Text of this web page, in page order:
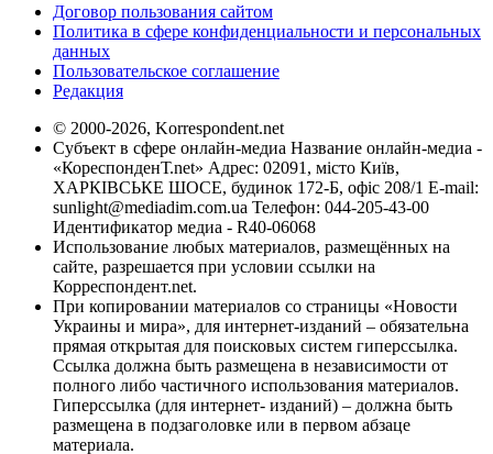
Договор пользования сайтом
Политика в сфере конфиденциальности и персональных
данных
Пользовательское соглашение
Редакция
© 2000-2026, Korrespondent.net
Субъект в сфере онлайн-медиа Название онлайн-медиа -
«КореспонденТ.net» Адрес: 02091, місто Київ,
ХАРКІВСЬКЕ ШОСЕ, будинок 172-Б, офіс 208/1 E-mail:
sunlight@mediadim.com.ua Телефон: 044-205-43-00
Идентификатор медиа - R40-06068
Использование любых материалов, размещённых на
сайте, разрешается при условии ссылки на
Корреспондент.net.
При копировании материалов со страницы «Новости
Украины и мира», для интернет-изданий – обязательна
прямая открытая для поисковых систем гиперссылка.
Ссылка должна быть размещена в независимости от
полного либо частичного использования материалов.
Гиперссылка (для интернет- изданий) – должна быть
размещена в подзаголовке или в первом абзаце
материала.